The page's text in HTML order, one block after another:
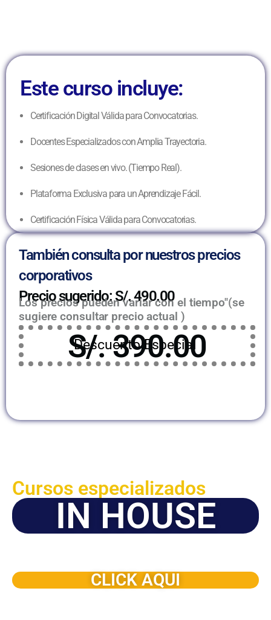
Este curso incluye:
Certificación Digital Válida para Convocatorias.
Docentes Especializados con Amplia Trayectoria.
Sesiones de clases en vivo. (Tiempo Real).
Plataforma Exclusiva para un Aprendizaje Fácil.
Certificación Física Válida para Convocatorias.
También consulta por nuestros precios
corporativos
Precio sugerido: S/. 490.00
Los precios pueden variar con el tiempo"(se
sugiere consultar precio actual )
Descuento Especial
S/. 390.00
Cursos especializados
IN HOUSE
CLICK AQUI